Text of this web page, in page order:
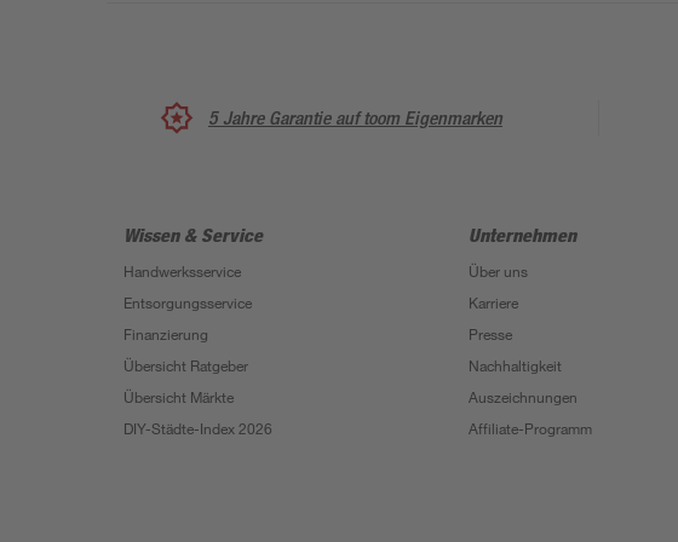
5 Jahre Garantie auf toom Eigenmarken
Wissen & Service
Handwerksservice
Entsorgungsservice
Finanzierung
Übersicht Ratgeber
Übersicht Märkte
DIY-Städte-Index 2026
Unternehmen
Über uns
Karriere
Presse
Nachhaltigkeit
Auszeichnungen
Affiliate-Programm